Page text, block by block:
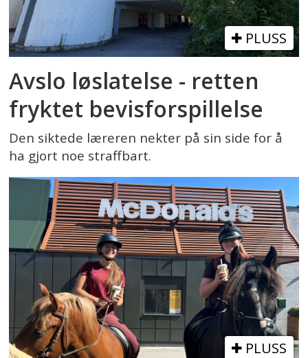
PLUSS
Avslo løslatelse - retten
fryktet bevisforspillelse
Den siktede læreren nekter på sin side for å
ha gjort noe straffbart.
PLUSS